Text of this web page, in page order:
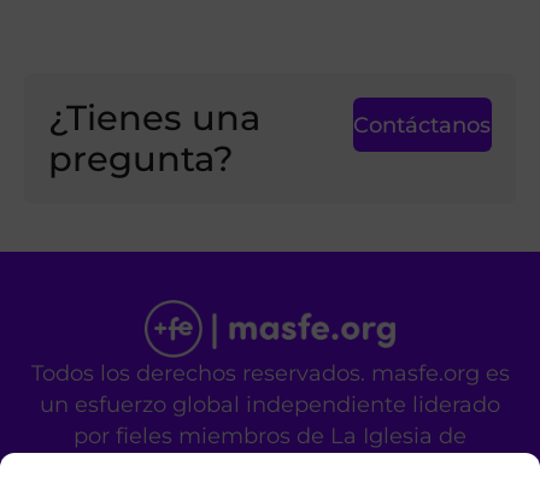
¿Tienes una
pregunta?
Contáctanos
Todos los derechos reservados. masfe.org es
un esfuerzo global independiente liderado
por fieles miembros de La Iglesia de